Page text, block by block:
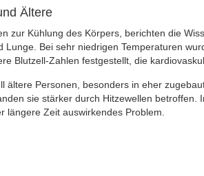
Ältere
zur Kühlung des Körpers, berichten die
Lunge. Bei sehr niedrigen Temperaturen
Blutzell-Zahlen festgestellt, die
ältere Personen, besonders in eher
sie stärker durch Hitzewellen betroffen.
längere Zeit auswirkendes Problem.